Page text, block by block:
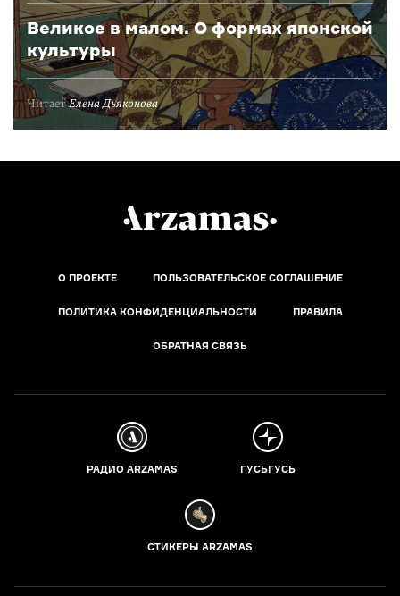
Великое в малом. О формах японской
культуры
ЧитаетЕлена Дьяконова
О ПРОЕКТЕ ПОЛЬЗОВАТЕЛЬСКОЕ СОГЛАШЕНИЕ
ПОЛИТИКА КОНФИДЕНЦИАЛЬНОСТИ ПРАВИЛА
ОБРАТНАЯ СВЯЗЬ
РАДИО ARZAMAS ГУСЬГУСЬ
СТИКЕРЫ ARZAMAS